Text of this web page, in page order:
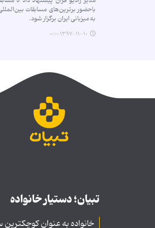
باحضور برترین‌های مسابقات
به میزبانی ایران برگزار شود.
۱۳۹۷-۱۱-۱۰ ۰۰:۰۰
تبیان؛ دستیار خانواده
خانواده به عنوان